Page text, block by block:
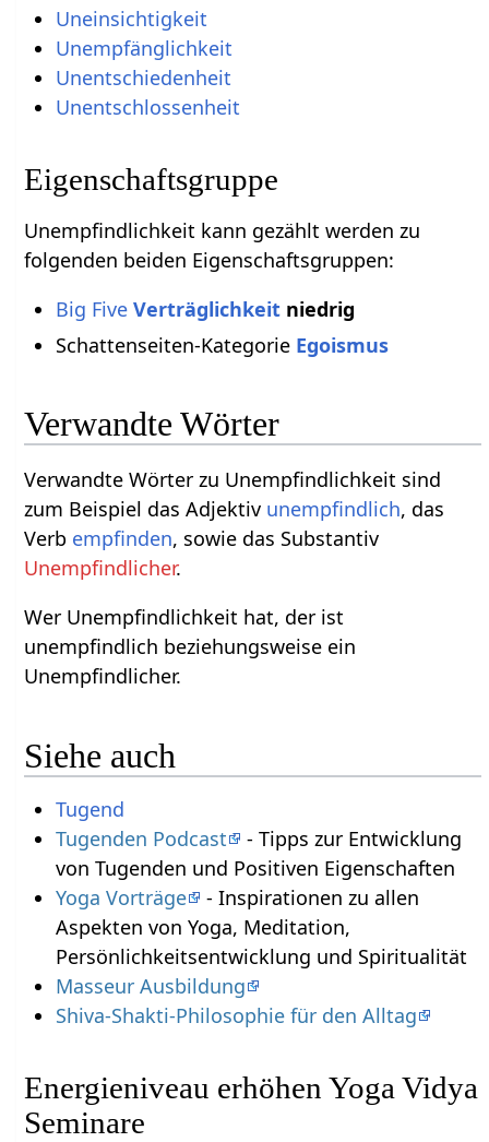
Uneinsichtigkeit
Unempfänglichkeit
Unentschiedenheit
Unentschlossenheit
Eigenschaftsgruppe
Unempfindlichkeit kann gezählt werden zu
folgenden beiden Eigenschaftsgruppen:
Big Five Verträglichkeitniedrig
Schattenseiten-Kategorie Egoismus
Verwandte Wörter
Verwandte Wörter zu Unempfindlichkeit sind
zum Beispiel das Adjektiv unempfindlich, das
Verb empfinden, sowie das Substantiv
Unempfindlicher.
Wer Unempfindlichkeit hat, der ist
unempfindlich beziehungsweise ein
Unempfindlicher.
Siehe auch
Tugend
Tugenden Podcast
- Tipps zur Entwicklung
von Tugenden und Positiven Eigenschaften
Yoga Vorträge
- Inspirationen zu allen
Aspekten von Yoga, Meditation,
Persönlichkeitsentwicklung und Spiritualität
Masseur Ausbildung
Shiva-Shakti-Philosophie für den Alltag
Energieniveau erhöhen Yoga Vidya
Seminare